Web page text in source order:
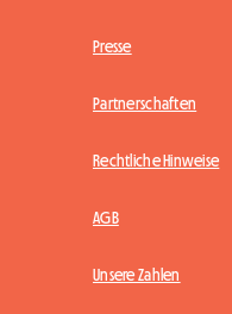
Presse
Partnerschaften
Rechtliche Hinweise
AGB
Unsere Zahlen